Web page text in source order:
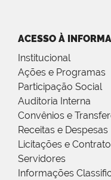
ACESSO À
Institucional
Ações e Programas
Participação Social
Auditoria Interna
Convênios e
Receitas e Despesas
Licitações e
Servidores
Informações